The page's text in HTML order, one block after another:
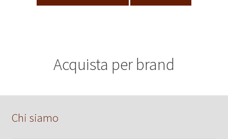
Acquista per brand
Chi siamo